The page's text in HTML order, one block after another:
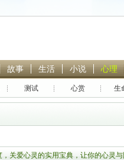
故事 生活 小说 心理
测试 心赏 生
关爱心灵的实用宝典，让你的心灵